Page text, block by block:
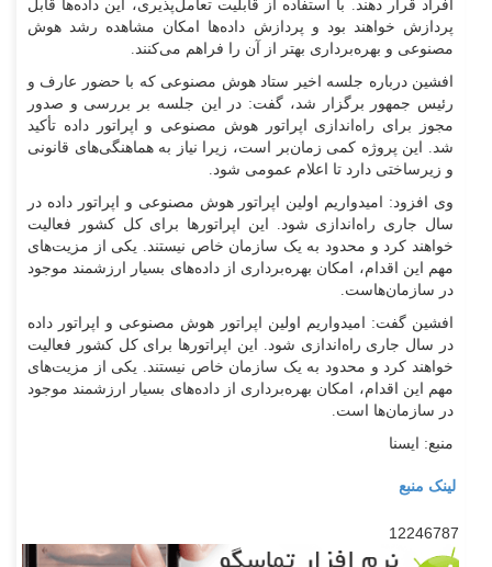
افراد قرار دهند. با استفاده از قابلیت تعامل‌پذیری، این داده‌ها قابل
پردازش خواهند بود و پردازش داده‌ها امکان مشاهده رشد هوش
مصنوعی و بهره‌برداری بهتر از آن را فراهم می‌کنند.
افشین درباره جلسه اخیر ستاد هوش مصنوعی که با حضور عارف و
رئیس جمهور برگزار شد، گفت: در این جلسه بر بررسی و صدور
مجوز برای راه‌اندازی اپراتور هوش مصنوعی و اپراتور داده تأکید
شد. این پروژه کمی زمان‌بر است، زیرا نیاز به هماهنگی‌های قانونی
و زیرساختی دارد تا اعلام عمومی شود.
وی افزود: امیدواریم اولین اپراتور هوش مصنوعی و اپراتور داده در
سال جاری راه‌اندازی شود. این اپراتور‌ها برای کل کشور فعالیت
خواهند کرد و محدود به یک سازمان خاص نیستند. یکی از مزیت‌های
مهم این اقدام، امکان بهره‌برداری از داده‌های بسیار ارزشمند موجود
در سازمان‌هاست.
افشین گفت: امیدواریم اولین اپراتور هوش مصنوعی و اپراتور داده
در سال جاری راه‌اندازی شود. این اپراتور‌ها برای کل کشور فعالیت
خواهند کرد و محدود به یک سازمان خاص نیستند. یکی از مزیت‌های
مهم این اقدام، امکان بهره‌برداری از داده‌های بسیار ارزشمند موجود
در سازمان‌ها است.
منبع: ایسنا
لینک منبع
12246787